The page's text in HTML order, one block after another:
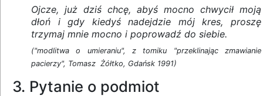
Ojcze, już dziś chcę, abyś mocno chwycił moją
dłoń i gdy kiedyś nadejdzie mój kres, proszę
trzymaj mnie mocno i poprowadź do siebie.
("modlitwa o umieraniu", z tomiku "przeklinając zmawianie
pacierzy", Tomasz Żółtko, Gdańsk 1991)
3. Pytanie o podmiot